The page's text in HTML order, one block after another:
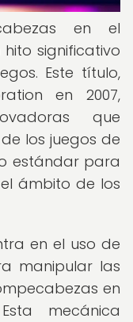
en el
significativo
Este título,
en 2007,
que
los juegos de
estándar para
ámbito de los
en el uso de
manipular las
en
mecánica